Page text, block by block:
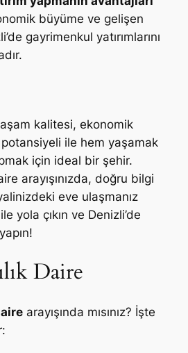
büyüme ve gelişen
gayrimenkul yatırımlarını
kalitesi, ekonomik
potansiyeli ile hem yaşamak
için ideal bir şehir.
arayışınızda, doğru bilgi
eve ulaşmanız
yola çıkın ve Denizli’de
Daire
arayışında mısınız? İşte